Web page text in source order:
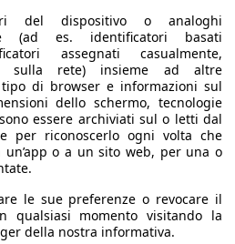
133 kW (181 PS)
8.3s
230 km/h
8
300 nm
1598 ccm
Elettrica/Benzina
del dispositivo o analoghi
(ad es. identificatori basati
assegnati casualmente,
sulla rete) insieme ad altre
di browser e informazioni sul
dello schermo, tecnologie
essere archiviati sul o letti dal
per riconoscerlo ogni volta che
un’app o a un sito web, per una o
le sue preferenze o revocare il
qualsiasi momento visitando la
della nostra informativa.